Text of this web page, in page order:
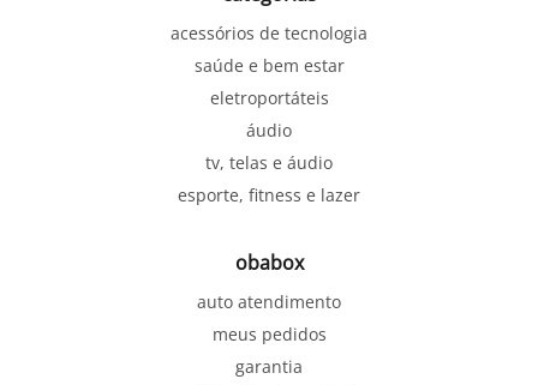
acessórios de tecnologia
saúde e bem estar
eletroportáteis
áudio
tv, telas e áudio
esporte, fitness e lazer
obabox
auto atendimento
meus pedidos
garantia